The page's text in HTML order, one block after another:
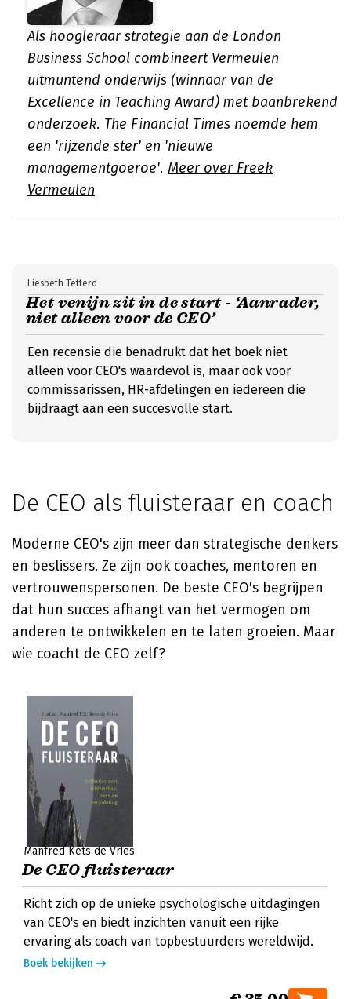
Als hoogleraar strategie aan de London
Business School combineert Vermeulen
uitmuntend onderwijs (winnaar van de
Excellence in Teaching Award) met baanbrekend
onderzoek. The Financial Times noemde hem
een 'rijzende ster' en 'nieuwe
managementgoeroe'. Meer over Freek
Vermeulen
Het venijn zit in de start - ‘Aanrader,
niet alleen voor de CEO’
Liesbeth Tettero
Een recensie die benadrukt dat het boek niet
alleen voor CEO's waardevol is, maar ook voor
commissarissen, HR-afdelingen en iedereen die
bijdraagt aan een succesvolle start.
De CEO als fluisteraar en coach
Moderne CEO's zijn meer dan strategische denkers
en beslissers. Ze zijn ook coaches, mentoren en
vertrouwenspersonen. De beste CEO's begrijpen
dat hun succes afhangt van het vermogen om
anderen te ontwikkelen en te laten groeien. Maar
wie coacht de CEO zelf?
Manfred Kets de Vries
De CEO fluisteraar
Richt zich op de unieke psychologische uitdagingen
van CEO's en biedt inzichten vanuit een rijke
ervaring als coach van topbestuurders wereldwijd.
Boek bekijken